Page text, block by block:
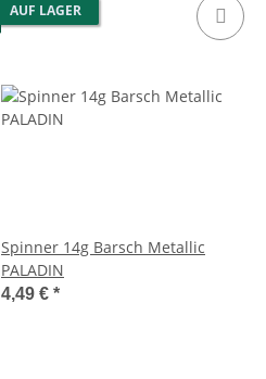
AUF LAGER
Spinner 14g Barsch Metallic
PALADIN
4,49 € *